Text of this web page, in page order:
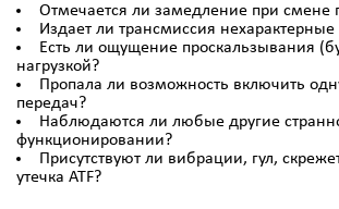
Отмечается ли замедление при смене
Издает ли трансмиссия
Есть ли ощущение проскальзывания
нагрузкой?
Пропала ли возможность включить
передач?
Наблюдаются ли любые другие
функционировании?
Присутствуют ли вибрации, гул,
утечка ATF?